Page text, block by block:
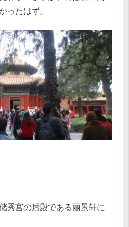
ったはず。
秀宫の后殿である丽景轩に